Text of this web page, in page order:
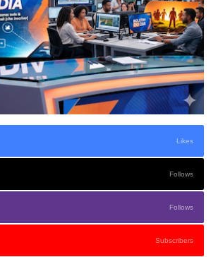
Likes
Follows
Follows
Subscribers